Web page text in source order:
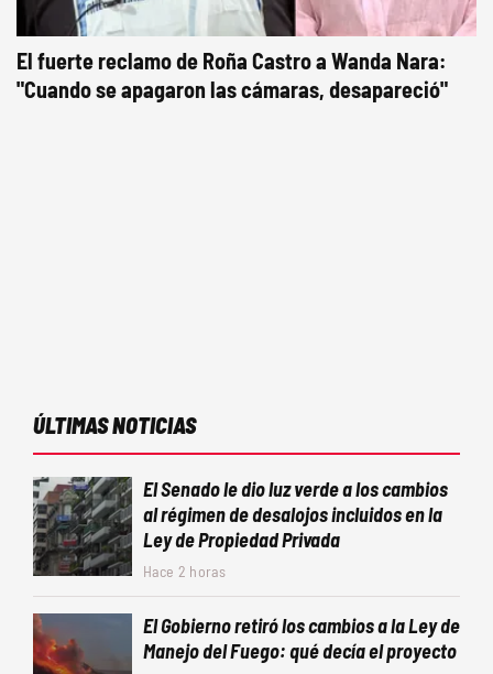
El fuerte reclamo de Roña Castro a Wanda Nara:
"Cuando se apagaron las cámaras, desapareció"
ÚLTIMAS NOTICIAS
El Senado le dio luz verde a los cambios
al régimen de desalojos incluidos en la
Ley de Propiedad Privada
Hace 2 horas
El Gobierno retiró los cambios a la Ley de
Manejo del Fuego: qué decía el proyecto